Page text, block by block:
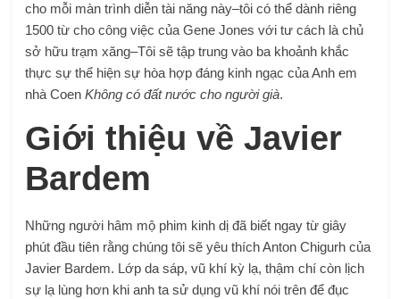
cho mỗi màn trình diễn tài năng này–tôi có thể dành riêng
1500 từ cho công việc của Gene Jones với tư cách là chủ
sở hữu trạm xăng–Tôi sẽ tập trung vào ba khoảnh khắc
thực sự thể hiện sự hòa hợp đáng kinh ngạc của Anh em
nhà CoenKhông có đất nước cho người già.
Giới thiệu về Javier
Bardem
Những người hâm mộ phim kinh dị đã biết ngay từ giây
phút đầu tiên rằng chúng tôi sẽ yêu thích Anton Chigurh của
Javier Bardem. Lớp da sáp, vũ khí kỳ lạ, thậm chí còn lịch
sự lạ lùng hơn khi anh ta sử dụng vũ khí nói trên để đục